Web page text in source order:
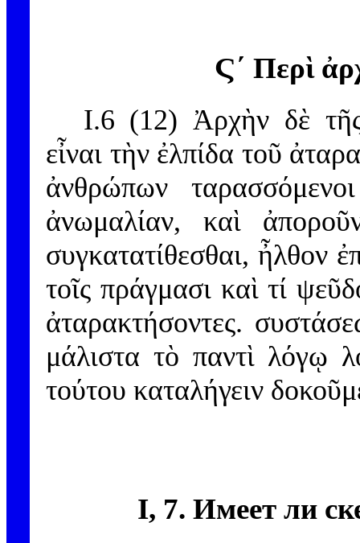
Ϛ´ Περὶ
I.6 (12) Ἀρχὴν δὲ τῆς
εἶναι τὴν ἐλπίδα τοῦ
ἀνθρώπων
ἀνωμαλίαν, καὶ
συγκατατίθεσθαι, ἦλθον
τοῖς πράγμασι καὶ τί
ἀταρακτήσοντες.
μάλιστα τὸ παντὶ λόγῳ
τούτου καταλήγειν
I, 7. Имеет ли